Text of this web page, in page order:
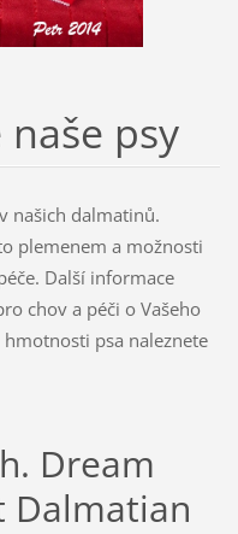
psy
našich dalmatinů.
plemenem a možnosti
Další informace
chov a péči o Vašeho
psa naleznete
Dream
Dalmatian